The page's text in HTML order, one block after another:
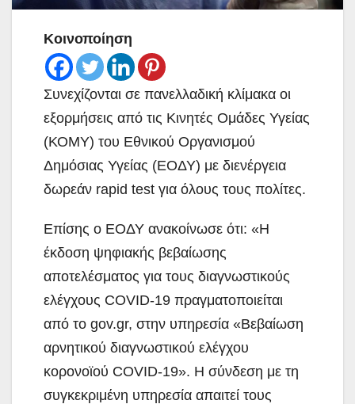
Κοινοποίηση
Συνεχίζονται σε πανελλαδική κλίμακα οι
εξορμήσεις από τις Κινητές Ομάδες Υγείας
(ΚΟΜΥ) του Εθνικού Οργανισμού
Δημόσιας Υγείας (ΕΟΔΥ) με διενέργεια
δωρεάν rapid test για όλους τους πολίτες.
Επίσης ο ΕΟΔΥ ανακοίνωσε ότι: «Η
έκδοση ψηφιακής βεβαίωσης
αποτελέσματος για τους διαγνωστικούς
ελέγχους COVID-19 πραγματοποιείται
από το gov.gr, στην υπηρεσία «Βεβαίωση
αρνητικού διαγνωστικού ελέγχου
κορονοϊού COVID-19». Η σύνδεση με τη
συγκεκριμένη υπηρεσία απαιτεί τους